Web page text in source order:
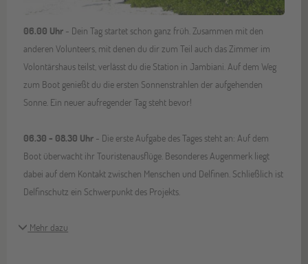
06.00 Uhr - Dein Tag startet schon ganz früh. Zusammen mit den
anderen Volunteers, mit denen du dir zum Teil auch das Zimmer im
Volontärshaus teilst, verlässt du die Station in Jambiani. Auf dem Weg
zum Boot genießt du die ersten Sonnenstrahlen der aufgehenden
Sonne. Ein neuer aufregender Tag steht bevor!
06.30 - 08.30 Uhr - Die erste Aufgabe des Tages steht an: Auf dem
Boot überwacht ihr Touristenausflüge. Besonderes Augenmerk liegt
dabei auf dem Kontakt zwischen Menschen und Delfinen. Schließlich ist
Delfinschutz ein Schwerpunkt des Projekts.
Mehr dazu